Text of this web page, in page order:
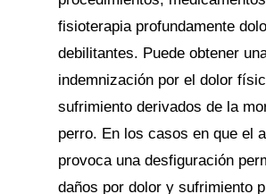
fisioterapia profundamente
debilitantes. Puede obtener
indemnización por el dolor
sufrimiento derivados de la
perro. En los casos en que el
provoca una desfiguración
daños por dolor y sufrimiento